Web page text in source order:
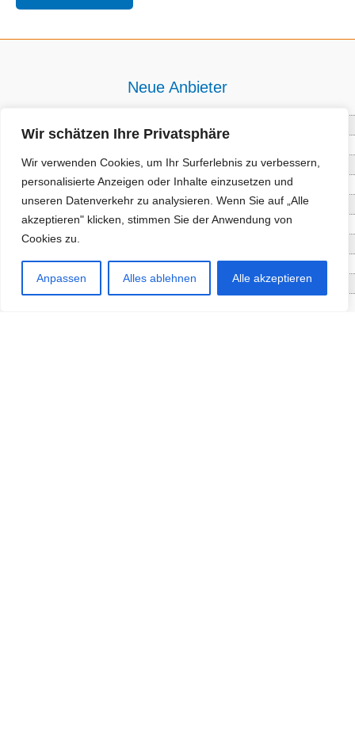
Wir schätzen Ihre Privatsphäre
Wir verwenden Cookies, um Ihr Surferlebnis zu verbessern,
personalisierte Anzeigen oder Inhalte einzusetzen und
unseren Datenverkehr zu analysieren. Wenn Sie auf „Alle
akzeptieren" klicken, stimmen Sie der Anwendung von
Cookies zu.
Anpassen Alles ablehnen Alle akzeptieren
Neue Anbieter
Enne Energieberatung
Impact Hub Traunstein GmbH
Getränke Wierer Abholmarkt
Höhenberger Biokiste GmbH
Bioladl Pfingstl Alm
Checkers Jungle Hut
Wochinger Brauhaus